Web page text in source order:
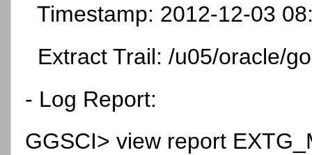
Timestamp: 2012-12-03
Extract Trail: /u05/oracle/
- Log Report:
GGSCI> view report